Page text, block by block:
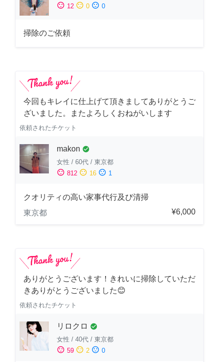
sentiment_satisfied 12 sentiment_neutral 0 sentiment_dissatisfied 0
掃除のご依頼
今回もキレイに仕上げて頂きましてありがとうご
ざいました。またよろしくおねがいします
依頼されたチケット
makon check_circle
女性 / 60代 / 東京都
sentiment_satisfied 812 sentiment_neutral 16 sentiment_dissatisfied 1
クオリティの高い家事代行及び清掃
東京都
¥6,000
ありがとうございます！きれいに掃除していただ
きありがとうございました😊
依頼されたチケット
リロクロ check_circle
女性 / 40代 / 東京都
sentiment_satisfied 59 sentiment_neutral 2 sentiment_dissatisfied 0